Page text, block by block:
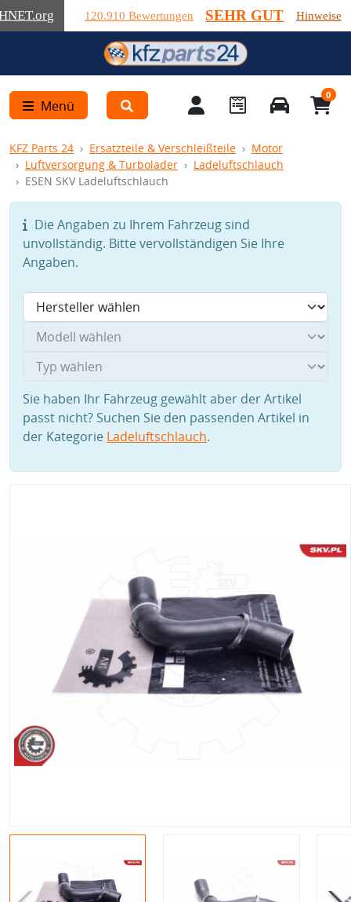
.org 120.910 Bewertungen SEHR GUT Hinweise
Menü
0
KFZ Parts 24 Ersatzteile & Verschleißteile
Motor
Luftversorgung & Turbolader
Ladeluftschlauch
ESEN SKV Ladeluftschlauch
Die Angaben zu Ihrem Fahrzeug sind
unvollständig. Bitte vervollständigen Sie Ihre
Angaben.
Sie haben Ihr Fahrzeug gewählt aber der Artikel
passt nicht? Suchen Sie den passenden Artikel in
der Kategorie Ladeluftschlauch.